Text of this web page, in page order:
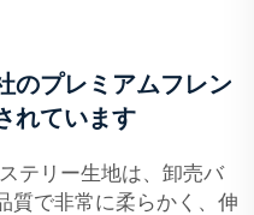
のプレミアムフレン
れています
テリー生地は、卸売バ
質で非常に柔らかく、伸